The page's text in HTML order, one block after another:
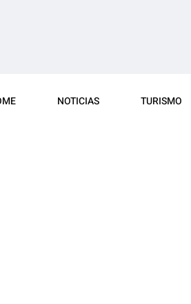
NOTICIAS TURISMO